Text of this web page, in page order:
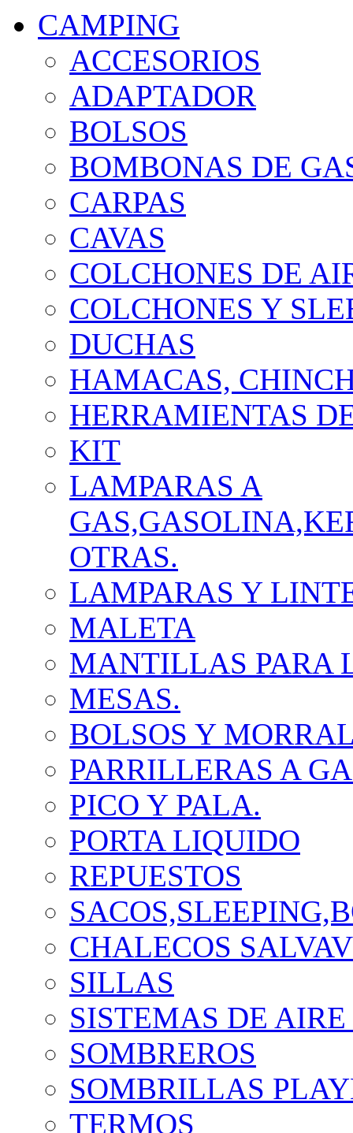
CAMPING
ACCESORIOS
ADAPTADOR
BOLSOS
BOMBONAS DE
CARPAS
CAVAS
COLCHONES DE
COLCHONES Y
DUCHAS
HAMACAS,
HERRAMIENTAS
KIT
LAMPARAS A
OTRAS.
LAMPARAS Y
MALETA
MANTILLAS PARA
MESAS.
BOLSOS Y
PARRILLERAS A
PICO Y PALA.
PORTA LIQUIDO
REPUESTOS
CHALECOS
SILLAS
SISTEMAS DE
SOMBREROS
SOMBRILLAS
TERMOS